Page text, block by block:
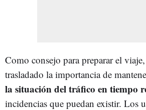
Como consejo para preparar el
trasladado la importancia de
la situación del tráfico en tiempo
incidencias que puedan existir. Los